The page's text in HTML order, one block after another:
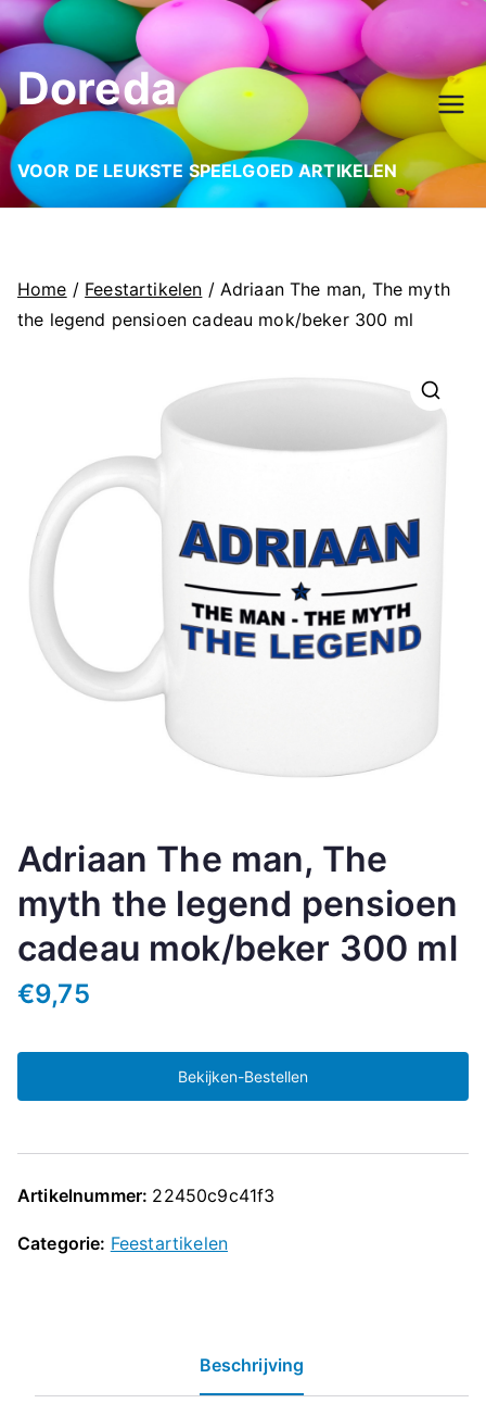
Ga
naar
de
inhoud
Doreda
VOOR DE LEUKSTE SPEELGOED ARTIKELEN
Home / Feestartikelen / Adriaan The man, The myth
the legend pensioen cadeau mok/beker 300 ml
Adriaan The man, The
myth the legend pensioen
cadeau mok/beker 300 ml
€9,75
Bekijken-Bestellen
Artikelnummer: 22450c9c41f3
Categorie: Feestartikelen
Beschrijving